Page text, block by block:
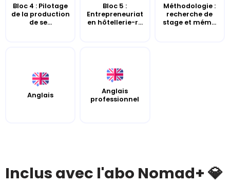
Bloc 4 : Pilotage
de la production
de se...
Bloc 5 :
Entrepreneuriat
en hôtellerie-r...
Méthodologie :
recherche de
stage et mém...
Anglais
Anglais
professionnel
Inclus avec l'abo Nomad+ 💎